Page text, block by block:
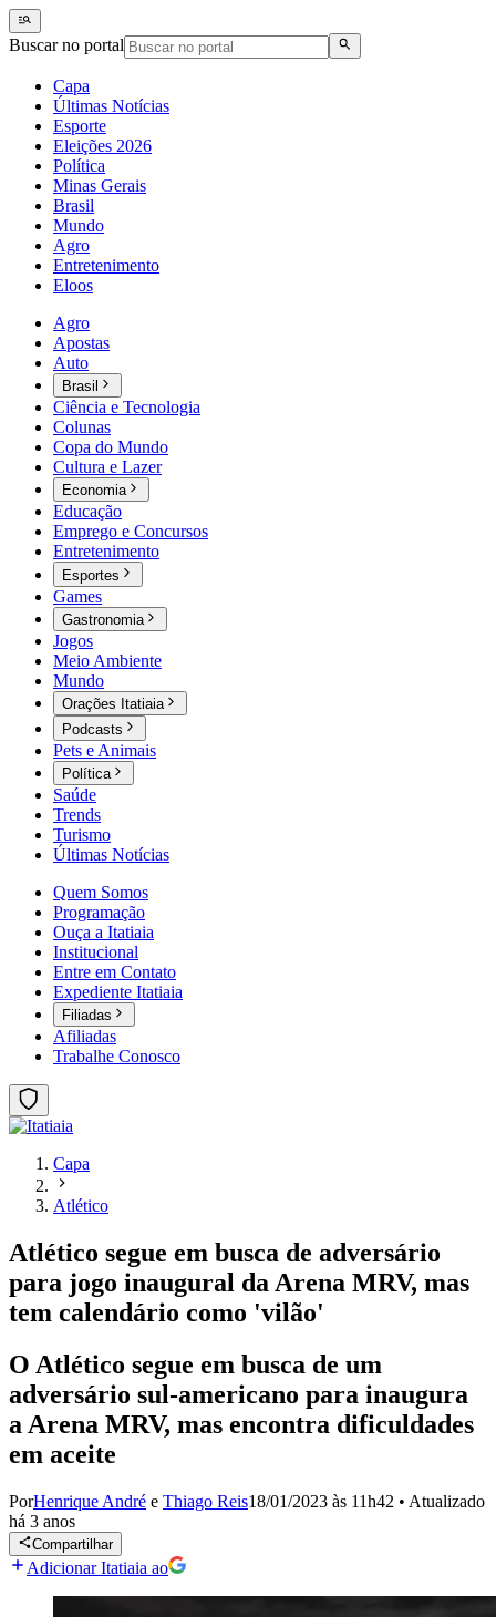
Buscar no portal
Capa
Últimas Notícias
Esporte
Eleições 2026
Política
Minas Gerais
Brasil
Mundo
Agro
Entretenimento
Eloos
Agro
Apostas
Auto
Brasil
Ciência e Tecnologia
Colunas
Copa do Mundo
Cultura e Lazer
Economia
Educação
Emprego e Concursos
Entretenimento
Esportes
Games
Gastronomia
Jogos
Meio Ambiente
Mundo
Orações Itatiaia
Podcasts
Pets e Animais
Política
Saúde
Trends
Turismo
Últimas Notícias
Quem Somos
Programação
Ouça a Itatiaia
Institucional
Entre em Contato
Expediente Itatiaia
Filiadas
Afiliadas
Trabalhe Conosco
Capa
Atlético
Atlético segue em busca de adversário
para jogo inaugural da Arena MRV, mas
tem calendário como 'vilão'
O Atlético segue em busca de um
adversário sul-americano para inaugura
a Arena MRV, mas encontra dificuldades
em aceite
PorHenrique André e Thiago Reis18/01/2023 às 11h42 • Atualizado
há 3 anos
Compartilhar
Adicionar Itatiaia ao